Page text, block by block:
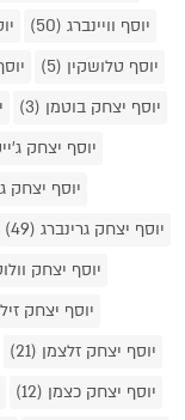
יוסף וויינברג (50)
יוסף טלושקין (5)
יוסף יצחק בוטמן (3)
יוסף יצחק
יוסף יצחק
יוסף יצחק גרינברג (49)
יוסף יצחק
יוסף יצחק
יוסף יצחק זלצמן (21)
יוסף יצחק כצמן (12)